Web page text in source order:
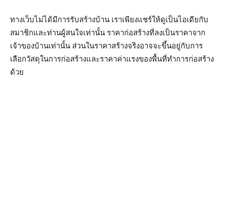
ทางเว็บไม่ได้มีการรับสร้างบ้าน เราเพียงแชร์ให้ดูเป็นไอเดียกับ
สมาชิกและท่านผู้สนใจเท่านั้น ราคาก่อสร้างที่ลงเป็นราคาจาก
เจ้าของบ้านเท่านั้น ส่วนในราคาสร้างจริงอาจจะขึ้นอยู่กับการ
เลือกวัสดุในการก่อสร้างและราคาค่าแรงของพื้นที่ทำการก่อสร้าง
ด้วย